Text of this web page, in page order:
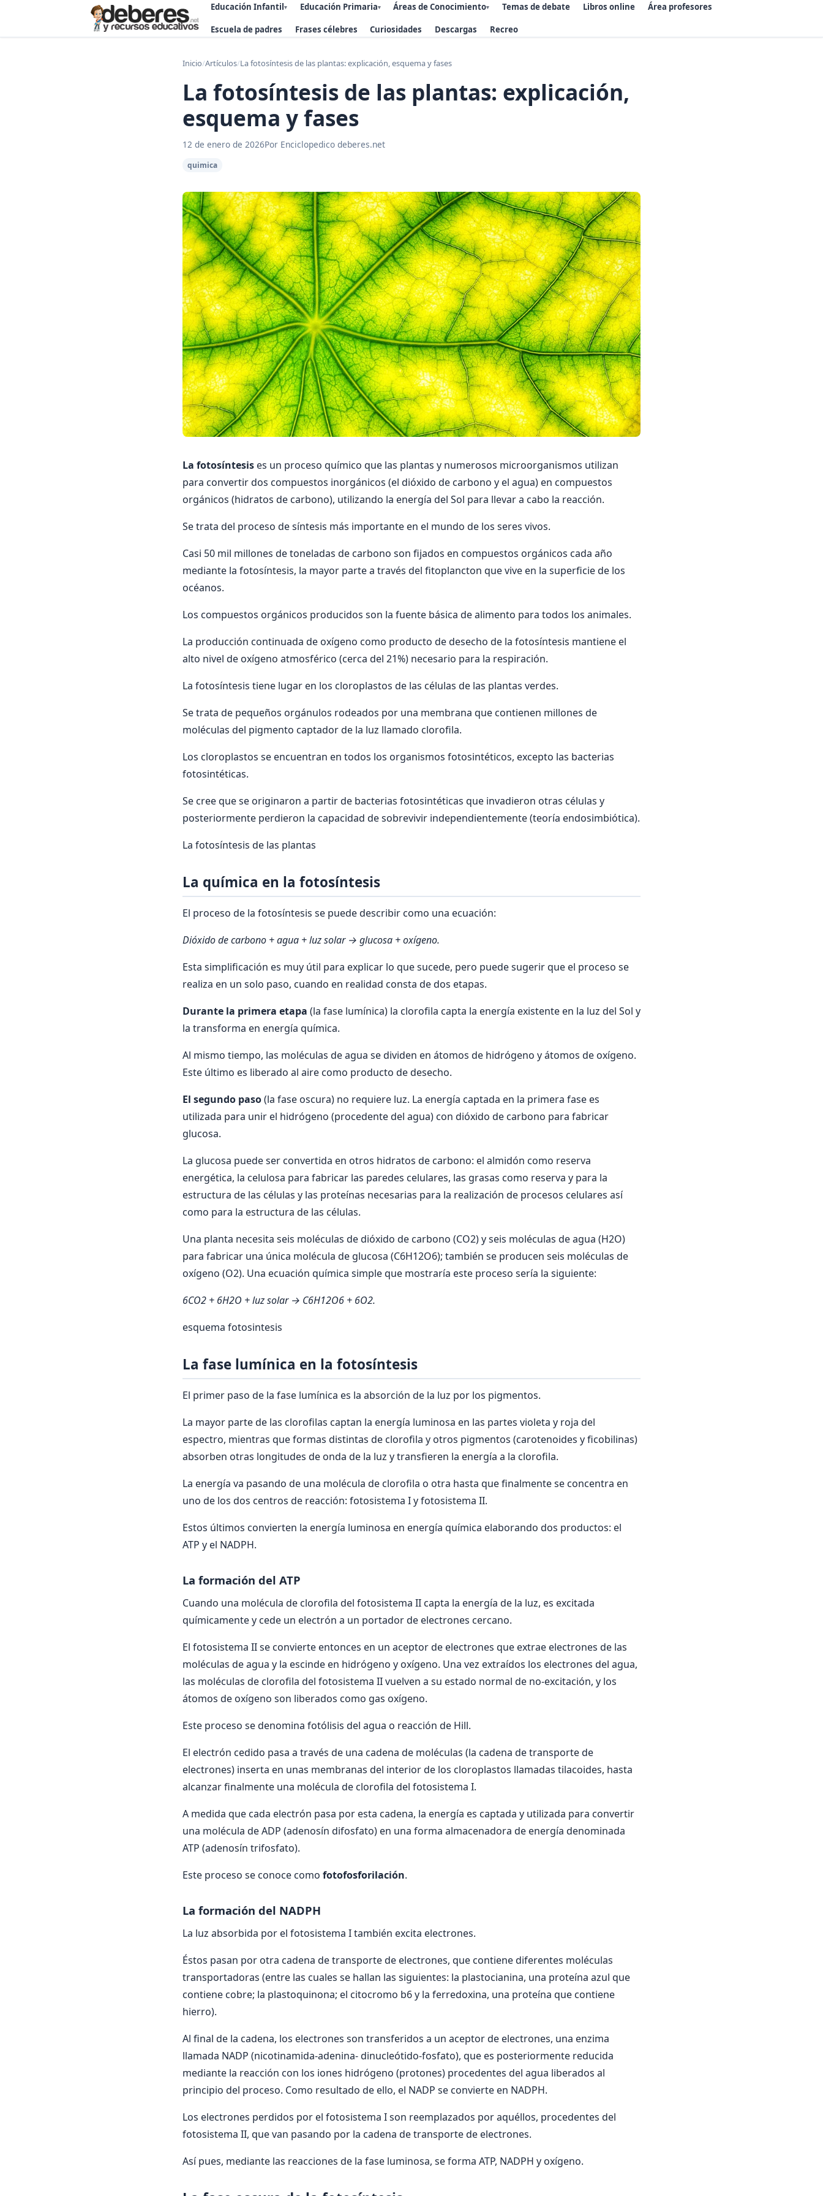
Educación Infantil▾ Educación Primaria▾ Áreas de Conocimiento▾ Temas de debate Libros online Área profesores
Escuela de padres Frases célebres Curiosidades Descargas Recreo
Inicio/Artículos/La fotosíntesis de las plantas: explicación, esquema y fases
La fotosíntesis de las plantas: explicación,
esquema y fases
12 de enero de 2026Por Enciclopedico deberes.net
quimica
La fotosíntesis es un proceso químico que las plantas y numerosos microorganismos utilizan
para convertir dos compuestos inorgánicos (el dióxido de carbono y el agua) en compuestos
orgánicos (hidratos de carbono), utilizando la energía del Sol para llevar a cabo la reacción.
Se trata del proceso de síntesis más importante en el mundo de los seres vivos.
Casi 50 mil millones de toneladas de carbono son fijados en compuestos orgánicos cada año
mediante la fotosíntesis, la mayor parte a través del fitoplancton que vive en la superficie de los
océanos.
Los compuestos orgánicos producidos son la fuente básica de alimento para todos los animales.
La producción continuada de oxígeno como producto de desecho de la fotosíntesis mantiene el
alto nivel de oxígeno atmosférico (cerca del 21%) necesario para la respiración.
La fotosíntesis tiene lugar en los cloroplastos de las células de las plantas verdes.
Se trata de pequeños orgánulos rodeados por una membrana que contienen millones de
moléculas del pigmento captador de la luz llamado clorofila.
Los cloroplastos se encuentran en todos los organismos fotosintéticos, excepto las bacterias
fotosintéticas.
Se cree que se originaron a partir de bacterias fotosintéticas que invadieron otras células y
posteriormente perdieron la capacidad de sobrevivir independientemente (teoría endosimbiótica).
La fotosíntesis de las plantas
La química en la fotosíntesis
El proceso de la fotosíntesis se puede describir como una ecuación:
Dióxido de carbono + agua + luz solar → glucosa + oxígeno.
Esta simplificación es muy útil para explicar lo que sucede, pero puede sugerir que el proceso se
realiza en un solo paso, cuando en realidad consta de dos etapas.
Durante la primera etapa (la fase lumínica) la clorofila capta la energía existente en la luz del Sol y
la transforma en energía química.
Al mismo tiempo, las moléculas de agua se dividen en átomos de hidrógeno y átomos de oxígeno.
Este último es liberado al aire como producto de desecho.
El segundo paso(la fase oscura) no requiere luz. La energía captada en la primera fase es
utilizada para unir el hidrógeno (procedente del agua) con dióxido de carbono para fabricar
glucosa.
La glucosa puede ser convertida en otros hidratos de carbono: el almidón como reserva
energética, la celulosa para fabricar las paredes celulares, las grasas como reserva y para la
estructura de las células y las proteínas necesarias para la realización de procesos celulares así
como para la estructura de las células.
Una planta necesita seis moléculas de dióxido de carbono (CO2) y seis moléculas de agua (H2O)
para fabricar una única molécula de glucosa (C6H12O6); también se producen seis moléculas de
oxígeno (O2). Una ecuación química simple que mostraría este proceso sería la siguiente:
6CO2 + 6H2O + luz solar → C6H12O6 + 6O2.
esquema fotosintesis
La fase lumínica en la fotosíntesis
El primer paso de la fase lumínica es la absorción de la luz por los pigmentos.
La mayor parte de las clorofilas captan la energía luminosa en las partes violeta y roja del
espectro, mientras que formas distintas de clorofila y otros pigmentos (carotenoides y ficobilinas)
absorben otras longitudes de onda de la luz y transfieren la energía a la clorofila.
La energía va pasando de una molécula de clorofila o otra hasta que finalmente se concentra en
uno de los dos centros de reacción: fotosistema I y fotosistema II.
Estos últimos convierten la energía luminosa en energía química elaborando dos productos: el
ATP y el NADPH.
La formación del ATP
Cuando una molécula de clorofila del fotosistema II capta la energía de la luz, es excitada
químicamente y cede un electrón a un portador de electrones cercano.
El fotosistema II se convierte entonces en un aceptor de electrones que extrae electrones de las
moléculas de agua y la escinde en hidrógeno y oxígeno. Una vez extraídos los electrones del agua,
las moléculas de clorofila del fotosistema II vuelven a su estado normal de no-excitación, y los
átomos de oxígeno son liberados como gas oxígeno.
Este proceso se denomina fotólisis del agua o reacción de Hill.
El electrón cedido pasa a través de una cadena de moléculas (la cadena de transporte de
electrones) inserta en unas membranas del interior de los cloroplastos llamadas tilacoides, hasta
alcanzar finalmente una molécula de clorofila del fotosistema I.
A medida que cada electrón pasa por esta cadena, la energía es captada y utilizada para convertir
una molécula de ADP (adenosín difosfato) en una forma almacenadora de energía denominada
ATP (adenosín trifosfato).
Este proceso se conoce como fotofosforilación.
La formación del NADPH
La luz absorbida por el fotosistema I también excita electrones.
Éstos pasan por otra cadena de transporte de electrones, que contiene diferentes moléculas
transportadoras (entre las cuales se hallan las siguientes: la plastocianina, una proteína azul que
contiene cobre; la plastoquinona; el citocromo b6 y la ferredoxina, una proteína que contiene
hierro).
Al final de la cadena, los electrones son transferidos a un aceptor de electrones, una enzima
llamada NADP (nicotinamida-adenina- dinucleótido-fosfato), que es posteriormente reducida
mediante la reacción con los iones hidrógeno (protones) procedentes del agua liberados al
principio del proceso. Como resultado de ello, el NADP se convierte en NADPH.
Los electrones perdidos por el fotosistema I son reemplazados por aquéllos, procedentes del
fotosistema II, que van pasando por la cadena de transporte de electrones.
Así pues, mediante las reacciones de la fase luminosa, se forma ATP, NADPH y oxígeno.